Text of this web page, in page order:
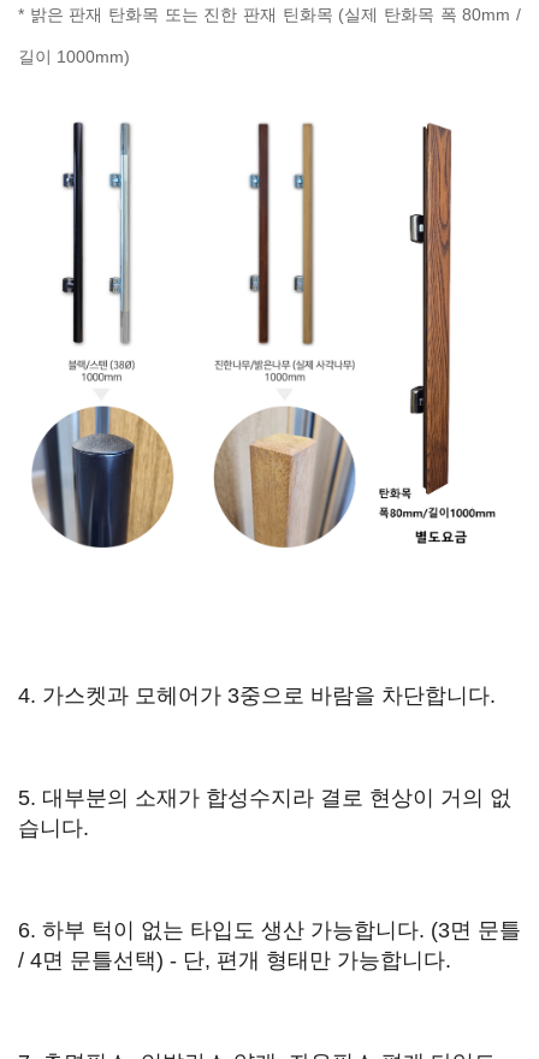
* 밝은 판재 탄화목 또는 진한 판재 틴화목 (실제 탄화목 폭 80mm /
길이 1000mm)
4. 가스켓과 모헤어가 3중으로 바람을 차단합니다.
5. 대부분의 소재가 합성수지라 결로 현상이 거의 없
습니다.
6. 하부 턱이 없는 타입도 생산 가능합니다. (3면 문틀
/ 4면 문틀선택) - 단, 편개 형태만 가능합니다.